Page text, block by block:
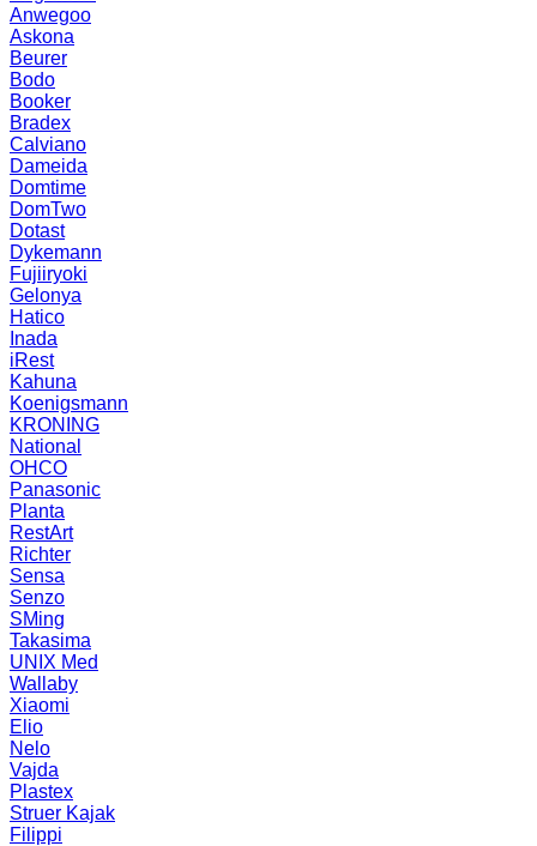
Anwegoo
Askona
Beurer
Bodo
Booker
Bradex
Calviano
Dameida
Domtime
DomTwo
Dotast
Dykemann
Fujiiryoki
Gelonya
Hatico
Inada
iRest
Kahuna
Koenigsmann
KRONING
National
OHCO
Panasonic
Planta
RestArt
Richter
Sensa
Senzo
SMing
Takasima
UNIX Med
Wallaby
Xiaomi
Elio
Nelo
Vajda
Plastex
Struer Kajak
Filippi